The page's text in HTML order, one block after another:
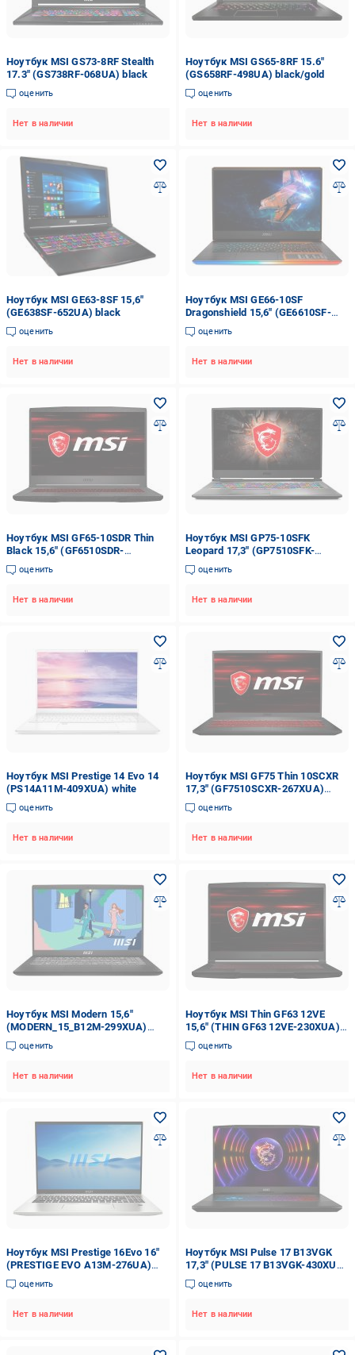
Ноутбук MSI GS73-8RF Stealth
17.3" (GS738RF-068UA) black
оценить
Нет в наличии
Ноутбук MSI GS65-8RF 15.6"
(GS658RF-498UA) black/gold
оценить
Нет в наличии
Ноутбук MSI GE63-8SF 15,6"
(GE638SF-652UA) black
оценить
Нет в наличии
Ноутбук MSI GE66-10SF
Dragonshield 15,6" (GE6610SF-
492UA)
оценить
Нет в наличии
Ноутбук MSI GF65-10SDR Thin
Black 15,6" (GF6510SDR-
1011XUA) black
оценить
Нет в наличии
Ноутбук MSI GP75-10SFK
Leopard 17,3" (GP7510SFK-
016XUA) black
оценить
Нет в наличии
Ноутбук MSI Prestige 14 Evo 14
(PS14A11M-409XUA) white
оценить
Нет в наличии
Ноутбук MSI GF75 Thin 10SCXR
17,3" (GF7510SCXR-267XUA)
black
оценить
Нет в наличии
Ноутбук MSI Modern 15,6"
(MODERN_15_B12M-299XUA)
classic black
оценить
Нет в наличии
Ноутбук MSI Thin GF63 12VE
15,6" (THIN GF63 12VE-230XUA)
black
оценить
Нет в наличии
Ноутбук MSI Prestige 16Evo 16"
(PRESTIGE EVO A13M-276UA)
urban silver
оценить
Нет в наличии
Ноутбук MSI Pulse 17 B13VGK
17,3" (PULSE 17 B13VGK-430XUA)
titan grey
оценить
Нет в наличии